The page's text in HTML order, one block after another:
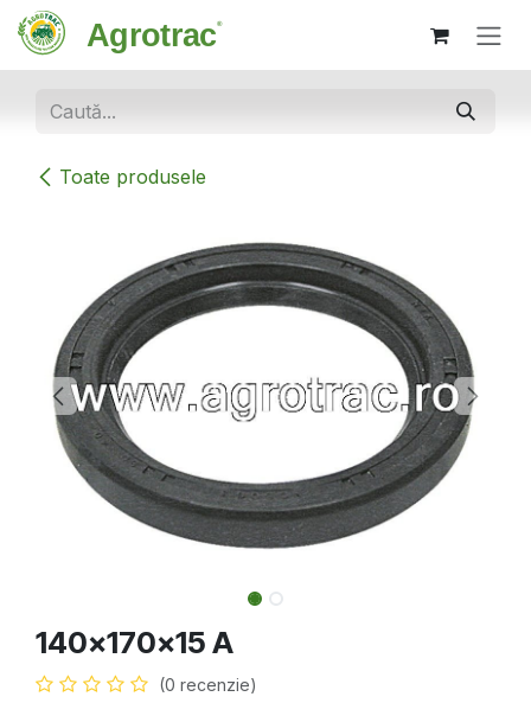
Sari la conținut
Toate produsele
140x170x15 A
(0 recenzie)